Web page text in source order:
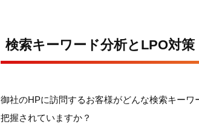
検索キーワード分析とLPO対策
御社のHPに訪問するお客様がどんな検索キー
把握されていますか？